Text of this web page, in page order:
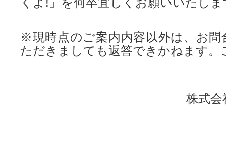
※現時点のご案内内容以外は、お問
ただきましても返答できかねます。
株式